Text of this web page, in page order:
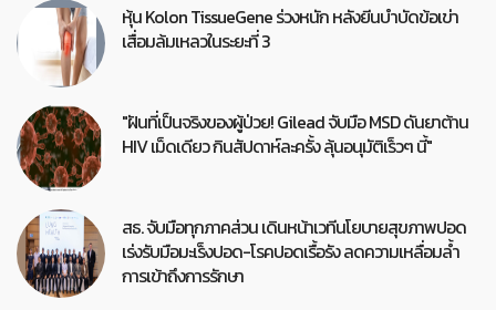
หุ้น Kolon TissueGene ร่วงหนัก หลังยีนบำบัดข้อเข่า
เสื่อมล้มเหลวในระยะที่ 3
"ฝันที่เป็นจริงของผู้ป่วย! Gilead จับมือ MSD ดันยาต้าน
HIV เม็ดเดียว กินสัปดาห์ละครั้ง ลุ้นอนุมัติเร็วๆ นี้"
สธ. จับมือทุกภาคส่วน เดินหน้าเวทีนโยบายสุขภาพปอด
เร่งรับมือมะเร็งปอด-โรคปอดเรื้อรัง ลดความเหลื่อมล้ำ
การเข้าถึงการรักษา